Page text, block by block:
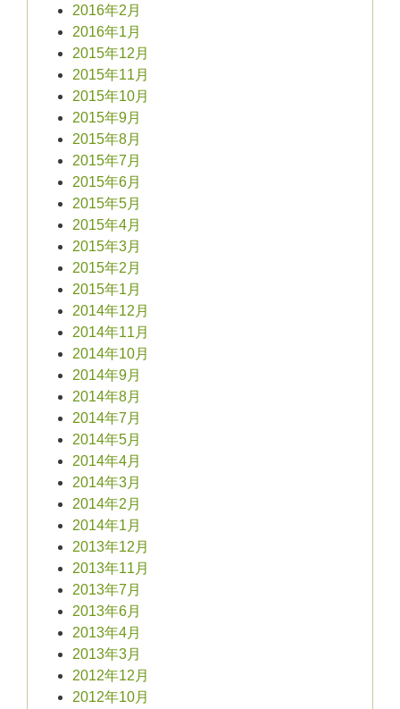
2016年2月
2016年1月
2015年12月
2015年11月
2015年10月
2015年9月
2015年8月
2015年7月
2015年6月
2015年5月
2015年4月
2015年3月
2015年2月
2015年1月
2014年12月
2014年11月
2014年10月
2014年9月
2014年8月
2014年7月
2014年5月
2014年4月
2014年3月
2014年2月
2014年1月
2013年12月
2013年11月
2013年7月
2013年6月
2013年4月
2013年3月
2012年12月
2012年10月